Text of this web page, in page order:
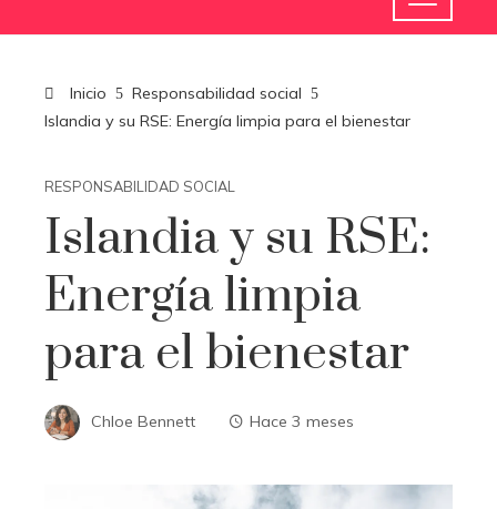
Inicio
Responsabilidad social
Islandia y su RSE: Energía limpia para el bienestar
RESPONSABILIDAD SOCIAL
Islandia y su RSE:
Energía limpia
para el bienestar
Chloe Bennett Hace 3 meses